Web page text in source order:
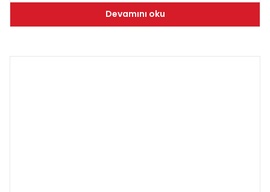
Devamını oku